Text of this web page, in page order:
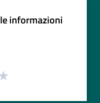
informazioni